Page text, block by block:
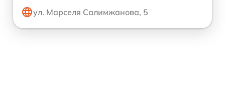
ул. Марселя Салимжанова, 5